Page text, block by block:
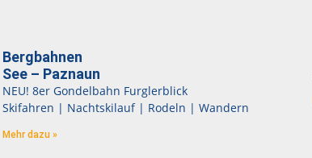
Bergbahnen
See – Paznaun
NEU! 8er Gondelbahn Furglerblick
Skifahren | Nachtskilauf | Rodeln | Wandern
Mehr dazu »